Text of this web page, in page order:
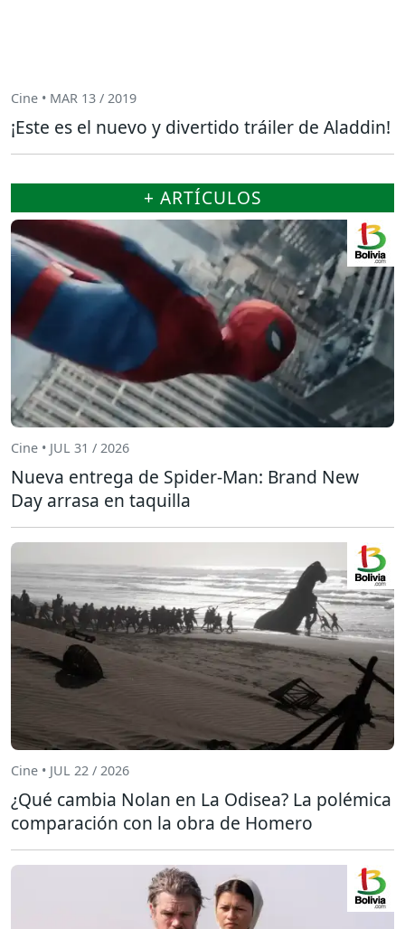
Cine • MAR 13 / 2019
¡Este es el nuevo y divertido tráiler de Aladdin!
+ ARTÍCULOS
Cine • JUL 31 / 2026
Nueva entrega de Spider-Man: Brand New
Day arrasa en taquilla
Cine • JUL 22 / 2026
¿Qué cambia Nolan en La Odisea? La polémica
comparación con la obra de Homero